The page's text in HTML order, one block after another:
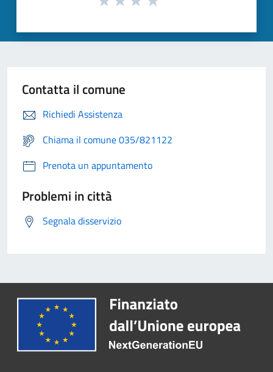
Contatta il comune
Richiedi Assistenza
Chiama il comune 035/821122
Prenota un appuntamento
Problemi in città
Segnala disservizio